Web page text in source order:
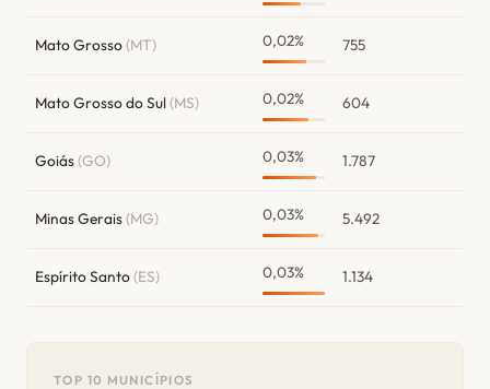
Mato Grosso(MT) 0,02% 755
Mato Grosso do Sul(MS) 0,02% 604
Goiás(GO) 0,03% 1.787
Minas Gerais(MG) 0,03% 5.492
Espírito Santo(ES) 0,03% 1.134
TOP 10 MUNICÍPIOS